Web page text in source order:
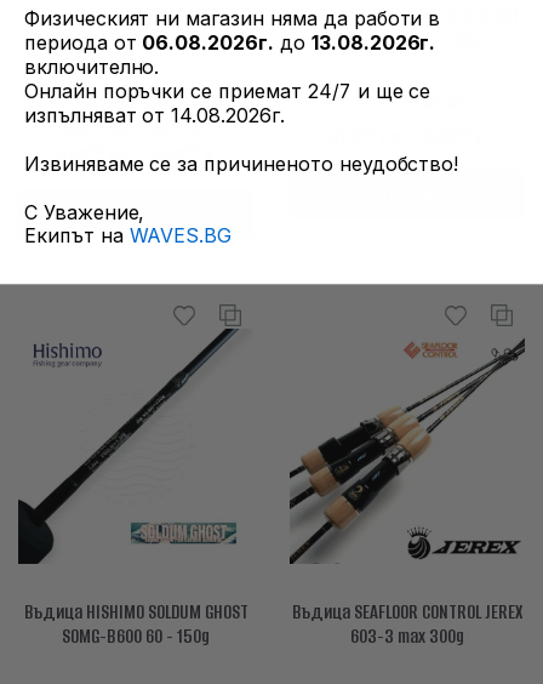
Въдица SHIMANO 25 GRAPPLER
TYPE SLOW J B66-2 MAX200G PE2
59520лв. / 30432€
553 лв./ 283 €
ДОБАВИ В КОШНИЦАТА
Въдица HISHIMO SOLDUM GHOST
SOMG-B601 80 - 180g
Въдица HISHIMO SOLDUM GHOST
SOMG-B600 60 - 150g
Въдица SEAFLOOR CONTROL JEREX
603-3 max 300g
Физическият ни магазин няма да работи в
периода от 06.08.2026г. до 13.08.2026г.
включително.
Онлайн поръчки се приемат 24/7 и ще се
изпълняват от 14.08.2026г.
Извиняваме се за причиненото неудобство!
С Уважение,
Екипът на WAVES.BG